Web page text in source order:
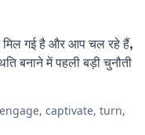
गई है और आप चल रहे हैं,
बनाने में पहली बड़ी चुनौती
captivate, turn,